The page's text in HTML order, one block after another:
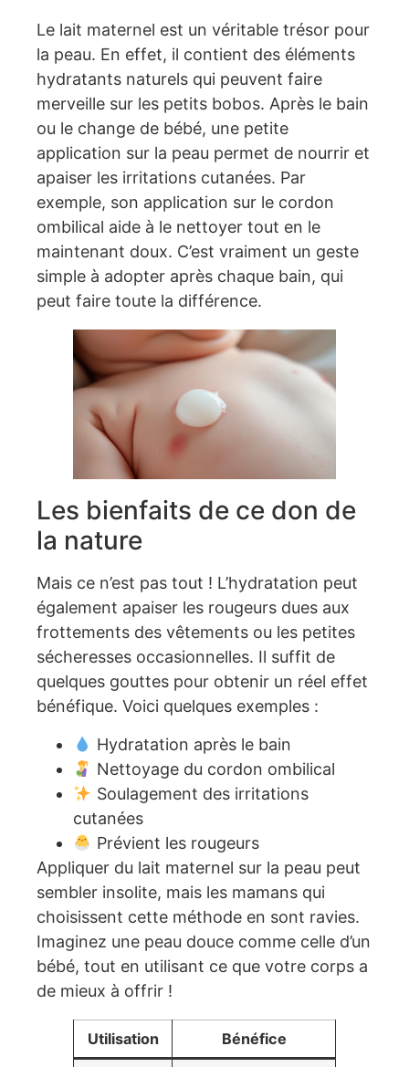
Le lait maternel est un véritable trésor pour
la peau. En effet, il contient des éléments
hydratants naturels qui peuvent faire
merveille sur les petits bobos. Après le bain
ou le change de bébé, une petite
application sur la peau permet de nourrir et
apaiser les irritations cutanées. Par
exemple, son application sur le cordon
ombilical aide à le nettoyer tout en le
maintenant doux. C’est vraiment un geste
simple à adopter après chaque bain, qui
peut faire toute la différence.
Les bienfaits de ce don de
la nature
Mais ce n’est pas tout ! L’hydratation peut
également apaiser les rougeurs dues aux
frottements des vêtements ou les petites
sécheresses occasionnelles. Il suffit de
quelques gouttes pour obtenir un réel effet
bénéfique. Voici quelques exemples :
Hydratation après le bain
Nettoyage du cordon ombilical
Soulagement des irritations
cutanées
Prévient les rougeurs
Appliquer du lait maternel sur la peau peut
sembler insolite, mais les mamans qui
choisissent cette méthode en sont ravies.
Imaginez une peau douce comme celle d’un
bébé, tout en utilisant ce que votre corps a
de mieux à offrir !
Utilisation Bénéfice